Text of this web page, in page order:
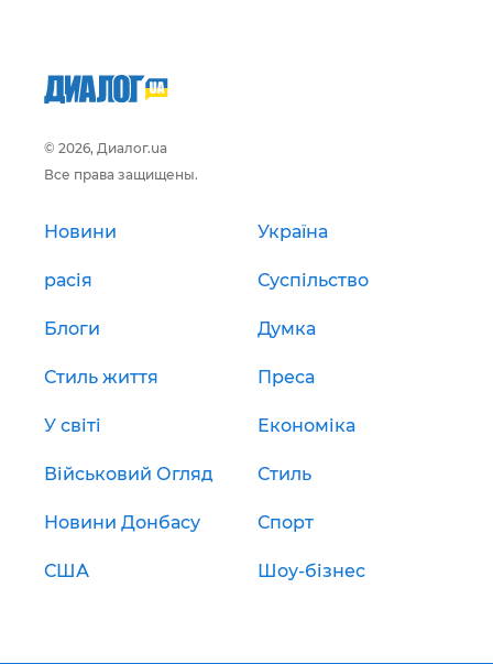
© 2026, Диалог.ua
Все права защищены.
Новини Україна
расія Суспільство
Блоги Думка
Стиль життя Преса
У світі Економіка
Військовий Огляд Стиль
Новини Донбасу Спорт
США Шоу-бізнес